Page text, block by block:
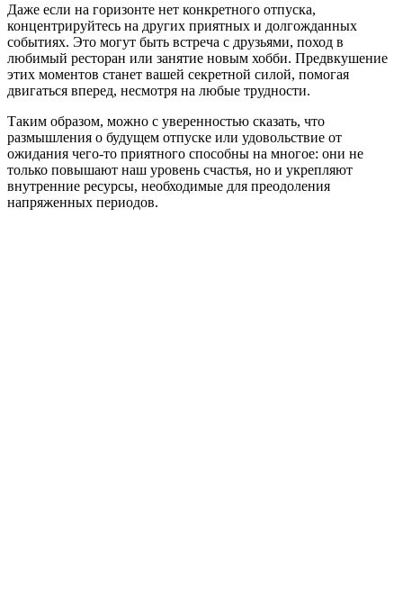
Даже если на горизонте нет конкретного отпуска,
концентрируйтесь на других приятных и долгожданных
событиях. Это могут быть встреча с друзьями, поход в
любимый ресторан или занятие новым хобби. Предвкушение
этих моментов станет вашей секретной силой, помогая
двигаться вперед, несмотря на любые трудности.
Таким образом, можно с уверенностью сказать, что
размышления о будущем отпуске или удовольствие от
ожидания чего-то приятного способны на многое: они не
только повышают наш уровень счастья, но и укрепляют
внутренние ресурсы, необходимые для преодоления
напряженных периодов.